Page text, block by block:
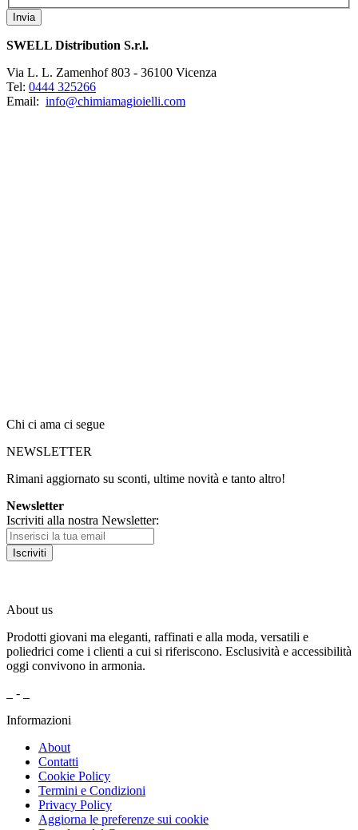
Invia
SWELL Distribution S.r.l.
Via L. L. Zamenhof 803 - 36100 Vicenza
Tel: 0444 325266
Email: info@chimiamagioielli.com
Chi ci ama ci segue
NEWSLETTER
Rimani aggiornato su sconti, ultime novità e tanto altro!
Newsletter
Iscriviti alla nostra Newsletter:
Iscriviti
About us
Prodotti giovani ma eleganti, raffinati e alla moda, versatili e
poliedrici come i clienti a cui si riferiscono. Esclusività e accessibilità
oggi convivono in armonia.
-
Informazioni
About
Contatti
Cookie Policy
Termini e Condizioni
Privacy Policy
Aggiorna le preferenze sui cookie